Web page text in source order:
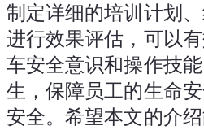
制定详细的培训计划、
进行效果评估，可以
车安全意识和操作技
生，保障员工的生命
安全。希望本文的介